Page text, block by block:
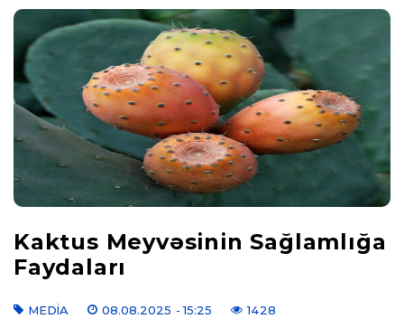
Kaktus Meyvəsinin Sağlamlığa
Faydaları
MEDIA 08.08.2025 - 15:25 1428